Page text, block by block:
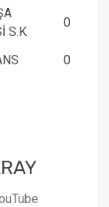
S.K
0
0